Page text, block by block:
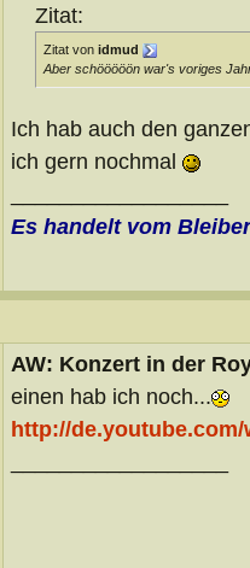
Zitat:
Zitat von idmud
Aber schööööön war's voriges
Ich hab auch den
ich gern nochmal
Es handelt vom
AW: Konzert in der
einen hab ich noch...
http://